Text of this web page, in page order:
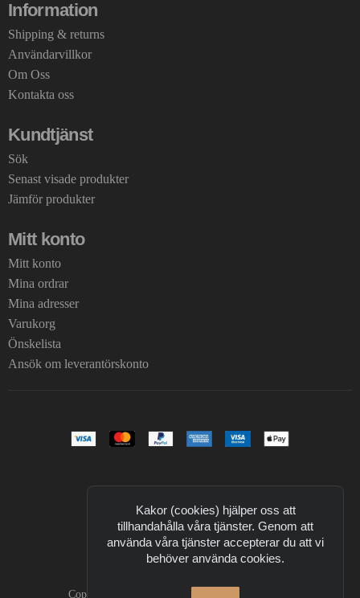
Information
Shipping & returns
Användarvillkor
Om Oss
Kontakta oss
Kundtjänst
Sök
Senast visade produkter
Jämför produkter
Mitt konto
Mitt konto
Mina ordrar
Mina adresser
Varukorg
Önskelista
Ansök om leverantörskonto
Copyright © 2026 T Design. All Rights Reserved.
Kakor (cookies) hjälper oss att
tillhandahålla våra tjänster. Genom att
använda våra tjänster accepterar du att vi
behöver använda cookies.